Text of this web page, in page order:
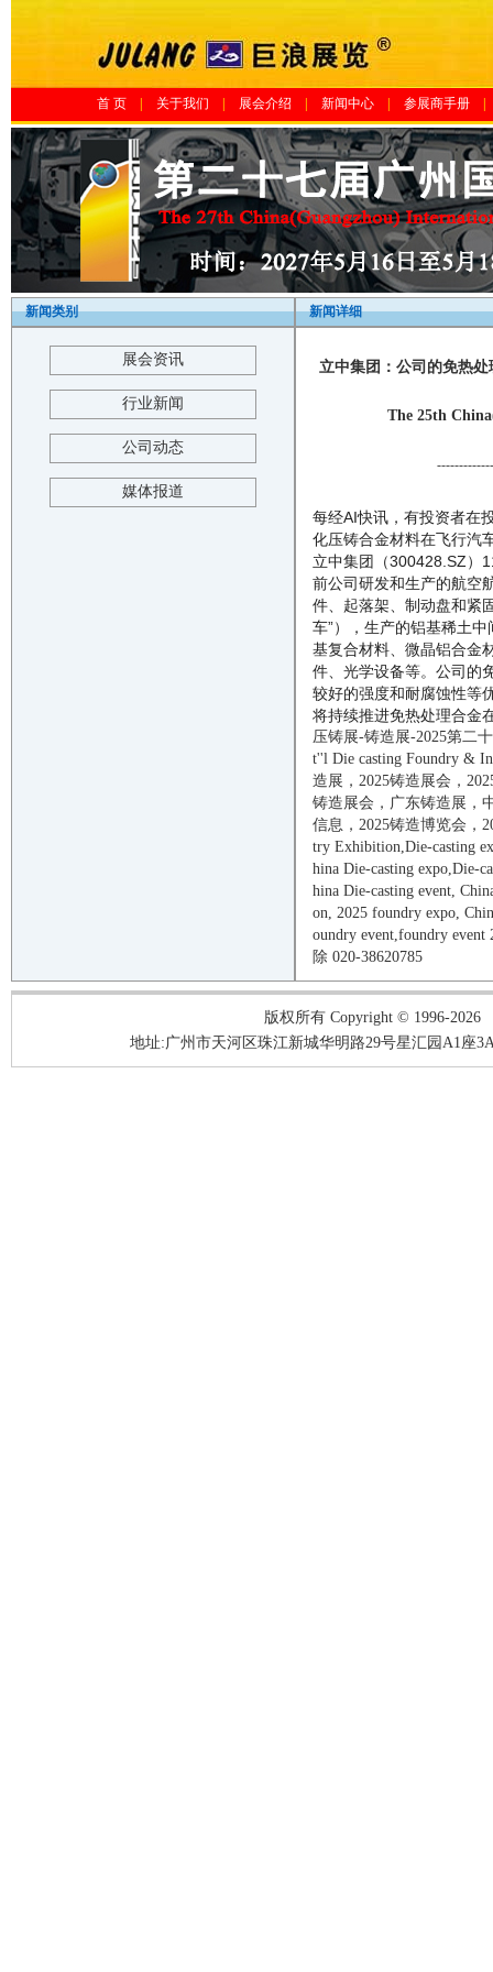
首 页 关于我们 展会介绍 新闻中心 参展商手册|
新闻类别
展会资讯
行业新闻
公司动态
媒体报道
新闻详细
立中集团：公司的免热
The 25th
每经AI快讯，有投资者在
化压铸合金材料在飞行汽
立中集团（300428.SZ）
前公司研发和生产的航空
件、起落架、制动盘和紧
车”），生产的铝基稀土
基复合材料、微晶铝合金
件、光学设备等。公司的
较好的强度和耐腐蚀性等
将持续推进免热处理合金
压铸展-铸造展-2025第二
t''l Die casting Foundry &
造展， 2025铸造展会，
铸造展会，广东铸造展，
信息 ， 2025铸造博览会，
try Exhibition,Die-casting
hina Die-casting expo,Die-
hina Die-casting event,
on, 2025 foundry expo,
oundry event,foundry event
除 020-38620785
版权所有 Copyright © 1996-2026
地址:广州市天河区珠江新城华明路29号星汇园A1座